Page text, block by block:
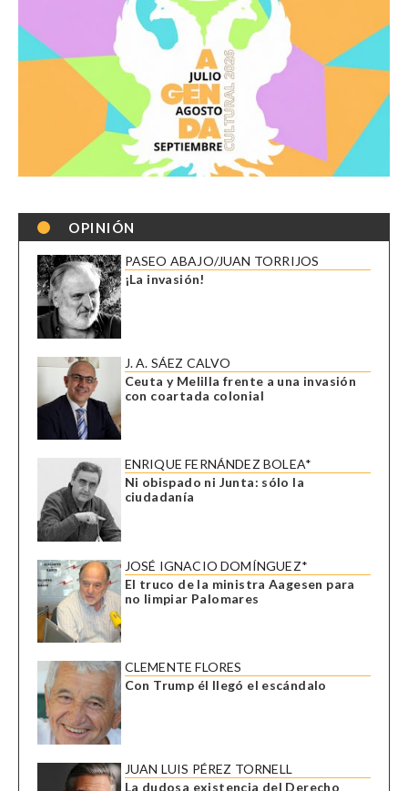
OPINIÓN
PASEO ABAJO/JUAN TORRIJOS
¡La invasión!
J. A. SÁEZ CALVO
Ceuta y Melilla frente a una invasión
con coartada colonial
ENRIQUE FERNÁNDEZ BOLEA*
Ni obispado ni Junta: sólo la
ciudadanía
JOSÉ IGNACIO DOMÍNGUEZ*
El truco de la ministra Aagesen para
no limpiar Palomares
CLEMENTE FLORES
Con Trump él llegó el escándalo
JUAN LUIS PÉREZ TORNELL
La dudosa existencia del Derecho